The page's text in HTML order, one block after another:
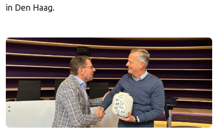
in Den Haag.